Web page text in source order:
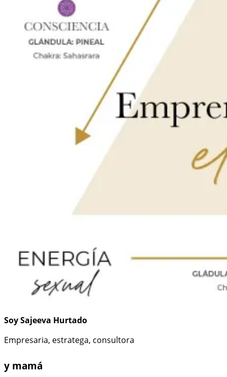
Soy Sajeeva Hurtado
Empresaria, estratega, consultora
y mamá